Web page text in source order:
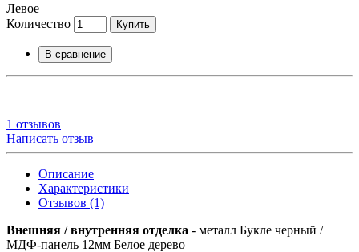
Левое
Количество
Купить
В сравнение
1 отзывов
Написать отзыв
Описание
Характеристики
Отзывов (1)
Внешняя / внутренняя отделка - металл Букле черный /
МДФ-панель 12мм Белое дерево